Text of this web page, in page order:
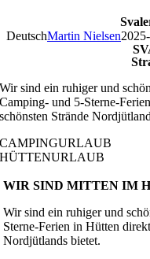
DeutschMartin Nielsen
Wir sind ein ruhiger und
Camping- und 5-Sterne-
schönsten Strände
CAMPINGURLAUB
HÜTTENURLAUB
WIR SIND MITTEN IM
Wir sind ein ruhiger und
Sterne-Ferien in Hütten
Nordjütlands bietet.